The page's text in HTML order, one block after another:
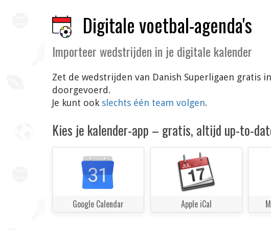
Digitale voetbal-agenda's
Importeer wedstrijden in je digitale kalender
Zet de wedstrijden van Danish Superligaen gratis
doorgevoerd.
Je kunt ook slechts één team volgen.
Kies je kalender-app – gratis, altijd up-to-
Google Calendar Apple iCal